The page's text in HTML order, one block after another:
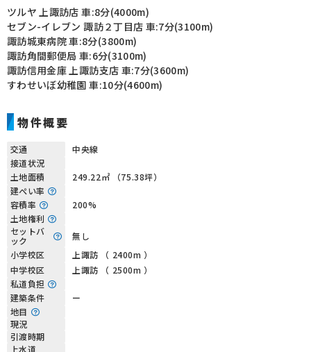
ツルヤ 上諏訪店 車:8分(4000m)
セブン-イレブン 諏訪２丁目店 車:7分(3100m)
諏訪城東病院 車:8分(3800m)
諏訪角間郵便局 車:6分(3100m)
諏訪信用金庫 上諏訪支店 車:7分(3600m)
すわせいぼ幼稚園 車:10分(4600m)
物件概要
交通
中央線
接道状況
土地面積
249.22㎡ （75.38坪）
建ぺい率
容積率
200%
土地権利
セットバ
ック
無し
小学校区
上諏訪 （ 2400m ）
中学校区
上諏訪 （ 2500m ）
私道負担
建築条件
ー
地目
現況
引渡時期
上水道